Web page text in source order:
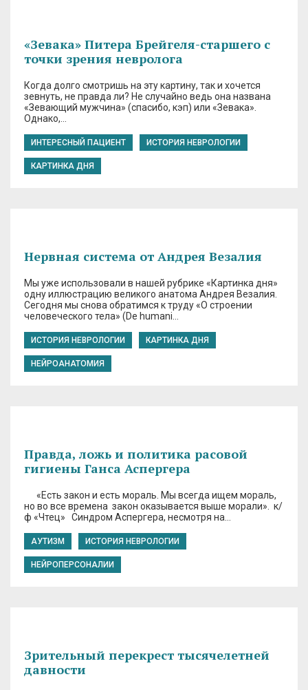
«Зевака» Питера Брейгеля-старшего с
точки зрения невролога
Когда долго смотришь на эту картину, так и хочется
зевнуть, не правда ли? Не случайно ведь она названа
«Зевающий мужчина» (спасибо, кэп) или «Зевака».
Однако,…
ИНТЕРЕСНЫЙ ПАЦИЕНТ ИСТОРИЯ НЕВРОЛОГИИ
КАРТИНКА ДНЯ
Нервная система от Андрея Везалия
Мы уже использовали в нашей рубрике «Картинка дня»
одну иллюстрацию великого анатома Андрея Везалия.
Сегодня мы снова обратимся к труду «О строении
человеческого тела» (De humani…
ИСТОРИЯ НЕВРОЛОГИИ КАРТИНКА ДНЯ
НЕЙРОАНАТОМИЯ
Правда, ложь и политика расовой
гигиены Ганса Аспергера
«Есть закон и есть мораль. Мы всегда ищем мораль,
но во все времена закон оказывается выше морали». к/
ф «Чтец» Синдром Аспергера, несмотря на…
АУТИЗМ ИСТОРИЯ НЕВРОЛОГИИ
НЕЙРОПЕРСОНАЛИИ
Зрительный перекрест тысячелетней
давности